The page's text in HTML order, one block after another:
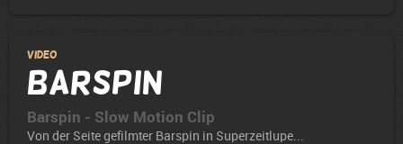
Video
Barspin
Barspin - Slow Motion Clip
Von der Seite gefilmter Barspin in Superzeitlupe...